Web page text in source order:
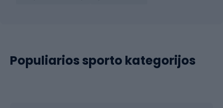
Populiarios sporto kategorijos